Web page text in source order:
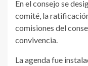
En el consejo se
comité, la
comisiones del
convivencia.
La agenda fue